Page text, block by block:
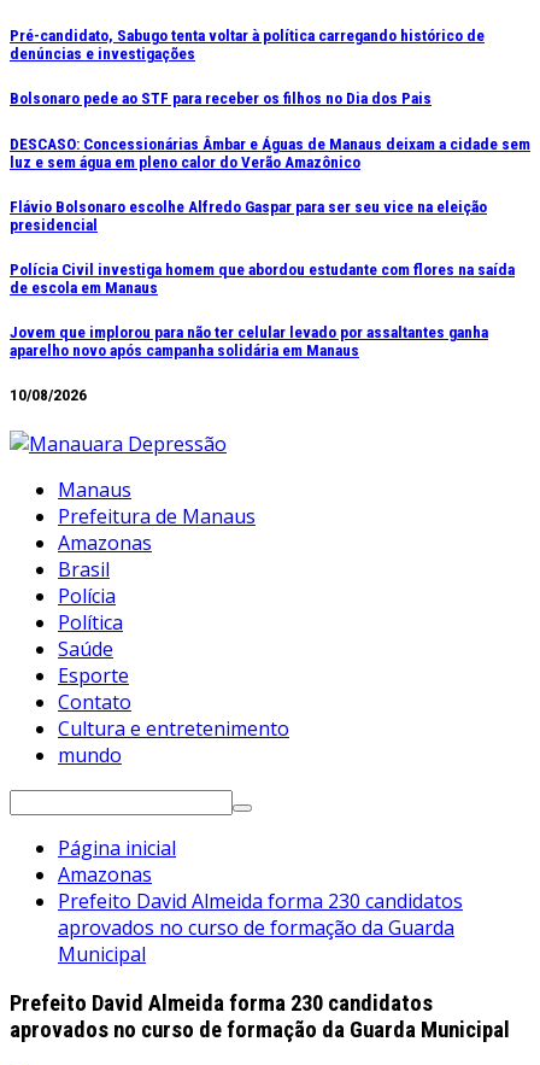
Ir
para
o
Pré-candidato, Sabugo tenta voltar à política carregando histórico de
denúncias e investigações
Bolsonaro pede ao STF para receber os filhos no Dia dos Pais
DESCASO: Concessionárias Âmbar e Águas de Manaus deixam a cidade sem
luz e sem água em pleno calor do Verão Amazônico
Flávio Bolsonaro escolhe Alfredo Gaspar para ser seu vice na eleição
presidencial
Polícia Civil investiga homem que abordou estudante com flores na saída
de escola em Manaus
Jovem que implorou para não ter celular levado por assaltantes ganha
aparelho novo após campanha solidária em Manaus
10/08/2026
Manaus
Prefeitura de Manaus
Amazonas
Brasil
Polícia
Política
Saúde
Esporte
Contato
Cultura e entretenimento
mundo
Pesquisar
Página inicial
Amazonas
Prefeito David Almeida forma 230 candidatos
aprovados no curso de formação da Guarda
Municipal
Prefeito David Almeida forma 230 candidatos
aprovados no curso de formação da Guarda Municipal